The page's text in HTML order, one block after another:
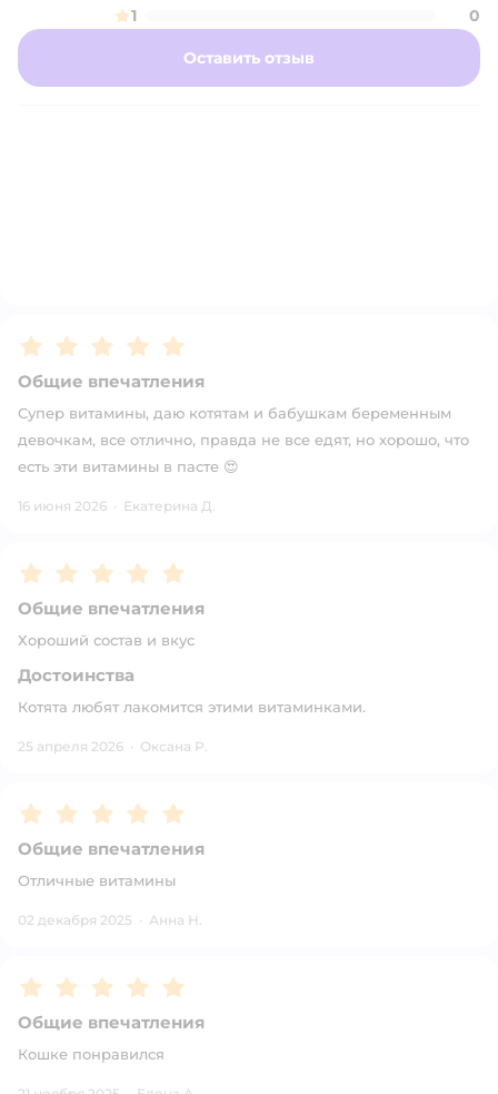
1
0
Оставить отзыв
Рейтинг:5
Общие впечатления
Супер витамины, даю котятам и бабушкам беременным
девочкам, все отлично, правда не все едят, но хорошо, что
есть эти витамины в пасте 😍
16 июня 2026 · Екатерина Д.
Рейтинг:5
Общие впечатления
Хороший состав и вкус
Достоинства
Котята любят лакомится этими витаминками.
25 апреля 2026 · Оксана Р.
Рейтинг:5
Общие впечатления
Отличные витамины
02 декабря 2025 · Анна Н.
Рейтинг:5
Общие впечатления
Кошке понравился